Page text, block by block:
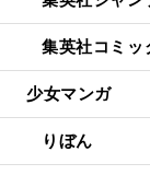
集英社コミッ
少女マンガ
りぼん